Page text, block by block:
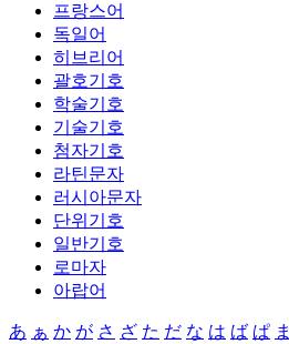
프랑스어
독일어
히브리어
괄호기호
학술기호
기술기호
첨자기호
라틴문자
러시아문자
단위기호
일반기호
로마자
아랍어
あ ぁ か が さ ざ た だ な は ば ぱ ま